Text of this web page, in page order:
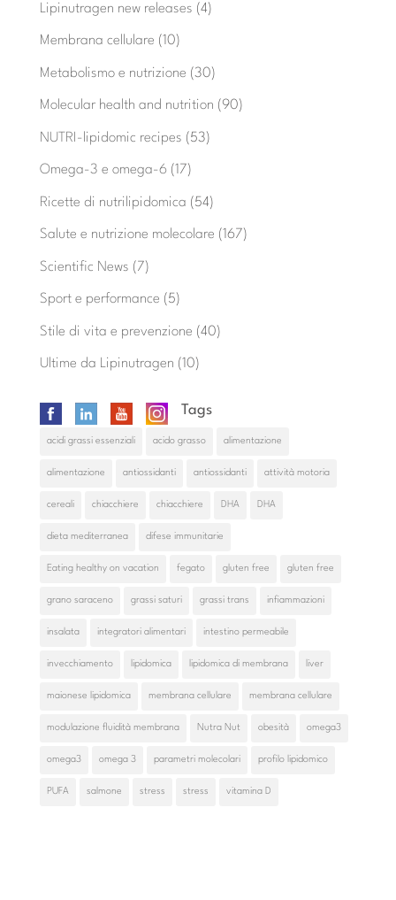
Lipinutragen new releases (4)
Membrana cellulare (10)
Metabolismo e nutrizione (30)
Molecular health and nutrition (90)
NUTRI-lipidomic recipes (53)
Omega-3 e omega-6(17)
Ricette di nutrilipidomica (54)
Salute e nutrizione molecolare (167)
Scientific News (7)
Sport e performance (5)
Stile di vita e prevenzione (40)
Ultime da Lipinutragen (10)
Tags
acidi grassi essenziali acido grasso alimentazione
alimentazione antiossidanti antiossidanti attività motoria
cereali chiacchiere chiacchiere DHA DHA
dieta mediterranea difese immunitarie
Eating healthy on vacation fegato gluten free gluten free
grano saraceno grassi saturi grassi trans infiammazioni
insalata integratori alimentari intestino permeabile
invecchiamento lipidomica lipidomica di membrana liver
maionese lipidomica membrana cellulare membrana cellulare
modulazione fluidità membrana Nutra Nut obesità omega3
omega3 omega 3 parametri molecolari profilo lipidomico
PUFA salmone stress stress vitamina D